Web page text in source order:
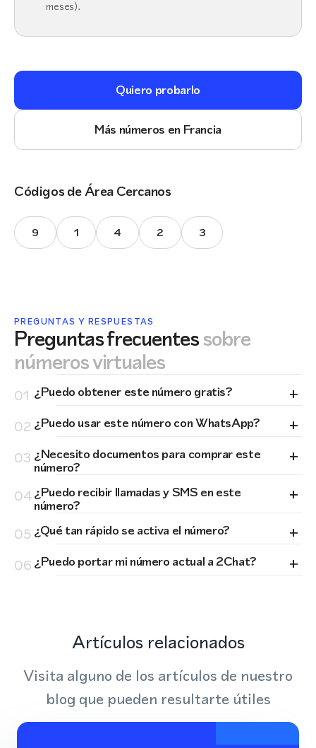
meses).
Quiero probarlo
Más números en Francia
Códigos de Área Cercanos
9 1 4 2 3
PREGUNTAS Y RESPUESTAS
Preguntas frecuentessobre
números virtuales
01 ¿Puedo obtener este número gratis? +
02 ¿Puedo usar este número con WhatsApp? +
03 ¿Necesito documentos para comprar este
número? +
04¿Puedo recibir llamadas y SMS en este
número? +
05 ¿Qué tan rápido se activa el número? +
06 ¿Puedo portar mi número actual a 2Chat? +
Artículos relacionados
Visita alguno de los artículos de nuestro
blog que pueden resultarte útiles